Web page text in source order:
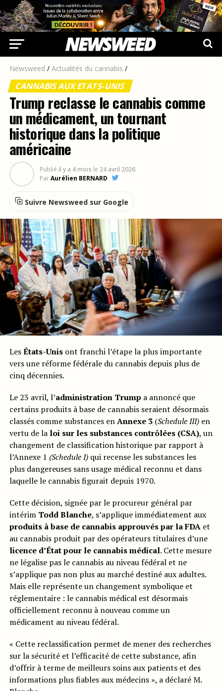
Newsweed / Actualités du cannabis /
CANNABIS AUX ETATS-UNIS
Trump reclasse le cannabis comme
un médicament, un tournant
historique dans la politique
américaine
Publié il y a 4 mois le 24 avril 2026
ParAurélien BERNARD
Suivre Newsweed sur Google
LesÉtats-Unisont franchi l’étape la plus importante
vers une réforme fédérale du cannabis depuis plus de
cinq décennies.
Le 23 avril, l’administration Trump a annoncé que
certains produits à base de cannabis seraient désormais
classés comme substances enAnnexe 3 (Schedule III)en
vertu de la loi sur les substances contrôlées (CSA), un
changement de classification historique par rapport à
l’Annexe 1 (Schedule I)qui recense les substances les
plus dangereuses sans usage médical reconnu et dans
laquelle le cannabis figurait depuis 1970.
Cette décision, signée par le procureur général par
intérim Todd Blanche, s’applique immédiatement aux
produits à base de cannabis approuvés par la FDAet
au cannabis produit par des opérateurs titulaires d’une
licence d’État pour le cannabis médical. Cette mesure
ne légalise pas le cannabis au niveau fédéral et ne
s’applique pas non plus au marché destiné aux adultes.
Mais elle représente un changement symbolique et
réglementaire : le cannabis médical est désormais
officiellement reconnu à nouveau comme un
médicament au niveau fédéral.
« Cette reclassification permet de mener des recherches
sur la sécurité et l’efficacité de cette substance, afin
d’offrir à terme de meilleurs soins aux patients et des
informations plus fiables aux médecins », a déclaré M.